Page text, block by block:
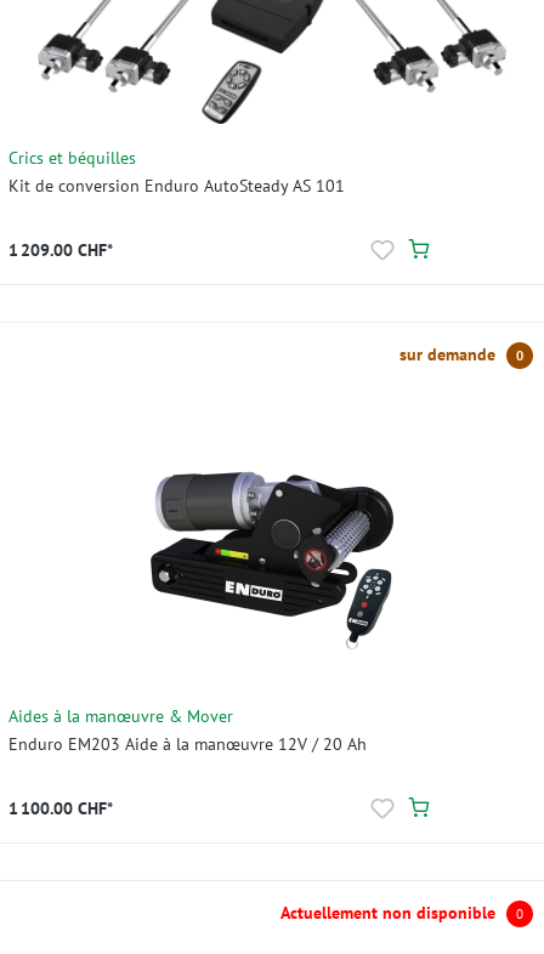
Crics et béquilles
Kit de conversion Enduro AutoSteady AS 101
1 209.00 CHF*
sur demande 0
Aides à la manœuvre & Mover
Enduro EM203 Aide à la manœuvre 12V / 20 Ah
1 100.00 CHF*
Actuellement non disponible 0